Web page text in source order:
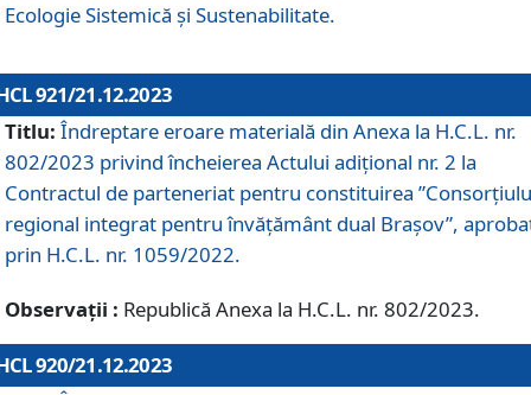
Ecologie Sistemică și Sustenabilitate.
921/21.12.2023
Titlu: Îndreptare eroare materială din Anexa la H.C.L. nr.
802/2023 privind încheierea Actului adițional nr. 2 la
Contractul de parteneriat pentru constituirea
regional integrat pentru învățământ dual Brașov”,
prin H.C.L. nr. 1059/2022.
Observații : Republică Anexa la H.C.L. nr. 802/2023.
920/21.12.2023